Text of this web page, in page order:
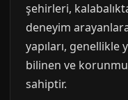
şehirleri,
deneyim
yapıları, genellikle
bilinen ve
sahiptir.